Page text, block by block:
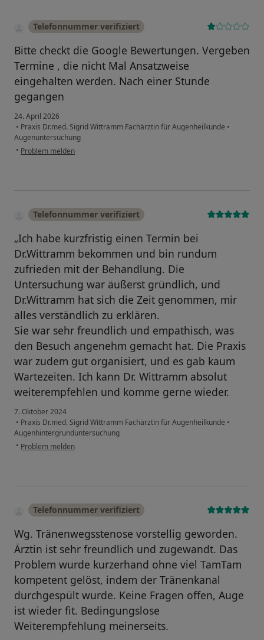
Telefonnummer verifiziert
Bitte checkt die Google Bewertungen. Vergeben
Termine , die nicht Mal Ansatzweise
eingehalten werden. Nach einer Stunde
gegangen
24. April 2026
• Praxis Dr.med. Sigrid Wittramm Fachärztin für Augenheilkunde •
Augenuntersuchung
• Problem melden
Telefonnummer verifiziert
„Ich habe kurzfristig einen Termin bei
Dr.Wittramm bekommen und bin rundum
zufrieden mit der Behandlung. Die
Untersuchung war äußerst gründlich, und
Dr.Wittramm hat sich die Zeit genommen, mir
alles verständlich zu erklären.
Sie war sehr freundlich und empathisch, was
den Besuch angenehm gemacht hat. Die Praxis
war zudem gut organisiert, und es gab kaum
Wartezeiten. Ich kann Dr. Wittramm absolut
weiterempfehlen und komme gerne wieder.
7. Oktober 2024
• Praxis Dr.med. Sigrid Wittramm Fachärztin für Augenheilkunde •
Augenhintergrunduntersuchung
• Problem melden
Telefonnummer verifiziert
Wg. Tränenwegsstenose vorstellig geworden.
Ärztin ist sehr freundlich und zugewandt. Das
Problem wurde kurzerhand ohne viel TamTam
kompetent gelöst, indem der Tränenkanal
durchgespült wurde. Keine Fragen offen, Auge
ist wieder fit. Bedingungslose
Weiterempfehlung meinerseits.